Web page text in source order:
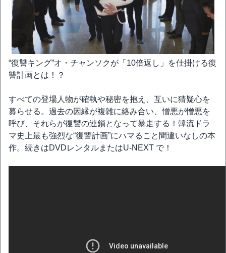
“復讐キング”オ・チャンソクが「10倍返し」を仕掛ける復
讐計画とは！？
すべての登場人物が確執や秘密を抱え、互いに猜疑心を
募らせる。過去の因縁が複雑に絡み合い、憎悪が憎悪を
呼び、それらが復讐の連鎖となって暴走する！韓流ドラ
マ史上最も強烈な“復讐計画”にハマること間違いなしの本
作。続きはDVDレンタルまたはU-NEXT で！